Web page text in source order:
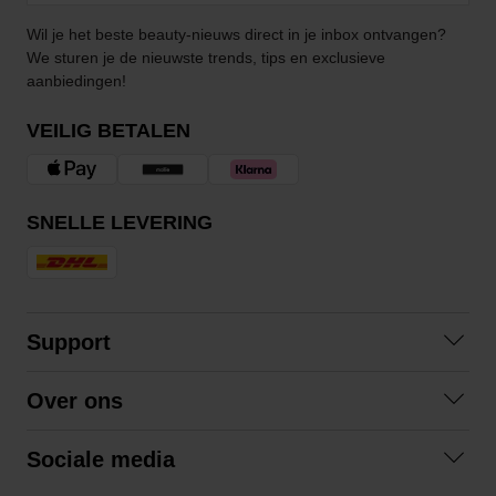
Wil je het beste beauty-nieuws direct in je inbox ontvangen?
We sturen je de nieuwste trends, tips en exclusieve
aanbiedingen!
VEILIG BETALEN
SNELLE LEVERING
Support
Algemene voorwaarden
Over ons
Sociale media